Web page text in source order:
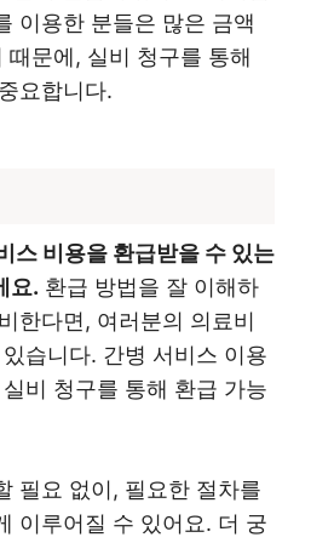
이용한 분들은 많은 금액
때문에, 실비 청구를 통해
요합니다.
스 비용을 환급받을 수 있는
요. 환급 방법을 잘 이해하
한다면, 여러분의 의료비
습니다. 간병 서비스 이용
비 청구를 통해 환급 가능
필요 없이, 필요한 절차를
이루어질 수 있어요. 더 궁